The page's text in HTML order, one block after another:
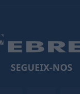
SEGUEIX-NOS